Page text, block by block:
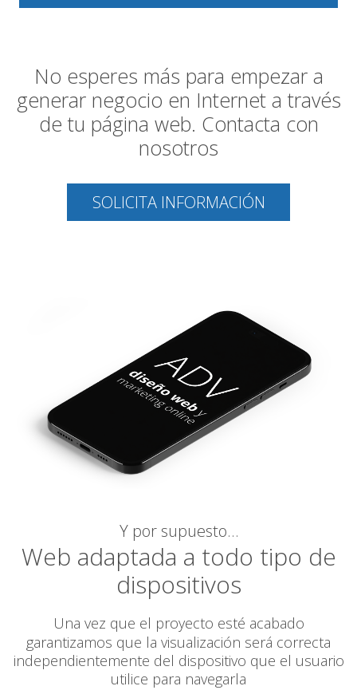
No esperes más para empezar a
generar negocio en Internet a través
de tu página web. Contacta con
nosotros
SOLICITA INFORMACIÓN
Y por supuesto…
Web adaptada a todo tipo de
dispositivos
Una vez que el proyecto esté acabado
garantizamos que la visualización será correcta
independientemente del dispositivo que el usuario
utilice para navegarla